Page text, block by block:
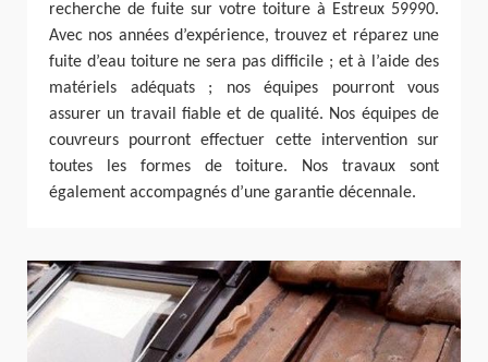
recherche de fuite sur votre toiture à Estreux 59990.
Avec nos années d’expérience, trouvez et réparez une
fuite d’eau toiture ne sera pas difficile ; et à l’aide des
matériels adéquats ; nos équipes pourront vous
assurer un travail fiable et de qualité. Nos équipes de
couvreurs pourront effectuer cette intervention sur
toutes les formes de toiture. Nos travaux sont
également accompagnés d’une garantie décennale.